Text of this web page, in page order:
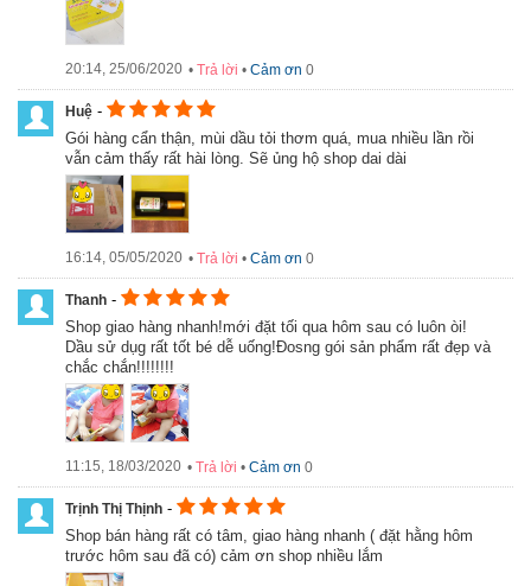
Sự khác biệt khi sử dụng Dầu tỏi Diệp chi với đông tây y
Đặc điểm nổi bật của dầu tỏi Diệp Chi
Dầu tỏi Diệp Chi chiết xuất từ thiên nhiên, 100% tỏi ta Hải
Dương nguyên chất
Cam kết 4 sạch: Nguyên liệu sạch, Bảo quản sạch, Chế biến
sạch, Lương tâm sạch
Với công thức gia truyền, không sử dụng dầu nền hoặc các
chất phụ gia, chất độc hại để chiết xuất dầu tỏi
20:14, 25/06/2020 • Trả lời • Cảm ơn 0
Huệ -
Gói hàng cẩn thận, mùi dầu tỏi thơm quá, mua nhiều lần rồi
vẫn cảm thấy rất hài lòng. Sẽ ủng hộ shop dai dài
16:14, 05/05/2020 • Trả lời • Cảm ơn 0
Thanh -
Shop giao hàng nhanh!mới đặt tối qua hôm sau có luôn òi!
Dầu sử dụg rất tốt bé dễ uống!Đosng gói sản phẩm rất đẹp và
chắc chắn!!!!!!!!
11:15, 18/03/2020 • Trả lời • Cảm ơn 0
Trịnh Thị Thịnh -
Shop bán hàng rất có tâm, giao hàng nhanh ( đặt hằng hôm
trước hôm sau đã có) cảm ơn shop nhiều lắm